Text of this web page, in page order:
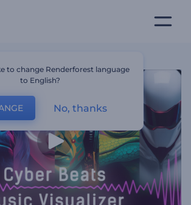
to change Renderforest language
to English?
No, thanks